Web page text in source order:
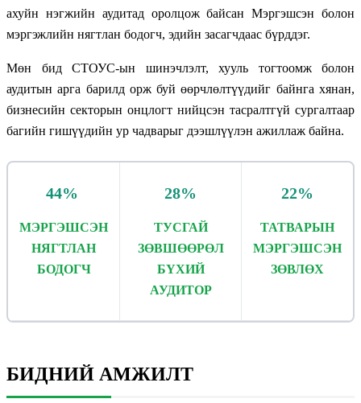
ахуйн нэгжийн аудитад оролцож байсан Мэргэшсэн болон
мэргэжлийн нягтлан бодогч, эдийн засагчдаас бүрддэг.
Мөн бид СТОУС-ын шинэчлэлт, хууль тогтоомж болон
аудитын арга барилд орж буй өөрчлөлтүүдийг байнга хянан,
бизнесийн секторын онцлогт нийцсэн тасралтгүй сургалтаар
багийн гишүүдийн ур чадварыг дээшлүүлэн ажиллаж байна.
44%
МЭРГЭШСЭН
НЯГТЛАН
БОДОГЧ
28%
ТУСГАЙ
ЗӨВШӨӨРӨЛ
БҮХИЙ
АУДИТОР
22%
ТАТВАРЫН
МЭРГЭШСЭН
ЗӨВЛӨХ
БИДНИЙ АМЖИЛТ